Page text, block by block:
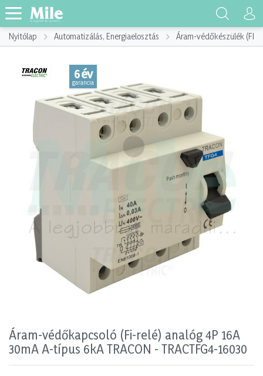
Nyitólap Automatizálás, Energiaelosztás Áram-védőkészülék (FI)
6 év
garancia
Áram-védőkapcsoló (Fi-relé) analóg 4P 16A
30mA A-típus 6kA TRACON - TRACTFG4-16030